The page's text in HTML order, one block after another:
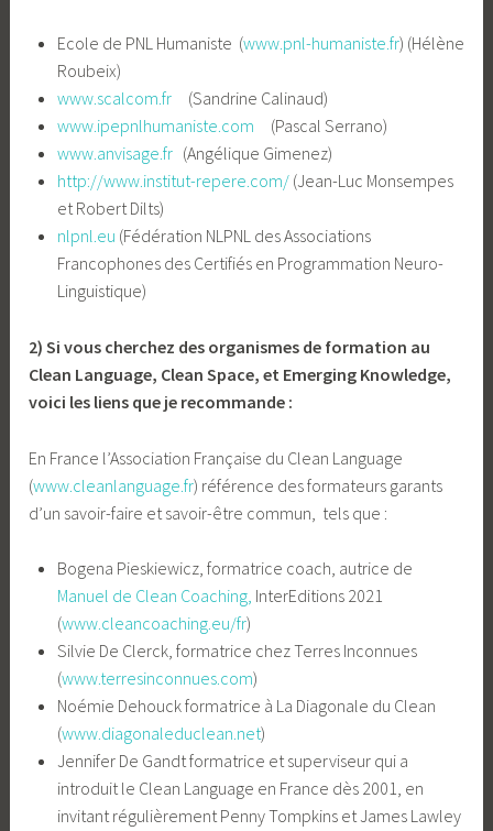
Ecole de PNL Humaniste (www.pnl-humaniste.fr) (Hélène
Roubeix)
www.scalcom.fr(Sandrine Calinaud)
www.ipepnlhumaniste.com (Pascal Serrano)
www.anvisage.fr(Angélique Gimenez)
http://www.institut-repere.com/(Jean-Luc Monsempes
et Robert Dilts)
nlpnl.eu (Fédération NLPNL des Associations
Francophones des Certifiés en Programmation Neuro-
Linguistique)
2) Si vous cherchez des organismes de formation au
Clean Language, Clean Space, et Emerging Knowledge,
voici les liens que je recommande :
En France l’Association Française du Clean Language
(www.cleanlanguage.fr) référence des formateurs garants
d’un savoir-faire et savoir-être commun, tels que :
Bogena Pieskiewicz, formatrice coach, autrice de
Manuel de Clean Coaching, InterEditions 2021
(www.cleancoaching.eu/fr)
Silvie De Clerck, formatrice chez Terres Inconnues
(www.terresinconnues.com)
Noémie Dehouck formatrice à La Diagonale du Clean
(www.diagonaleduclean.net)
Jennifer De Gandt formatrice et superviseur qui a
introduit le Clean Language en France dès 2001, en
invitant régulièrement Penny Tompkins et James Lawley